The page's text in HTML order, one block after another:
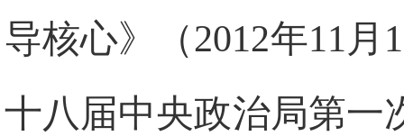
导核心》（2012年11
十八届中央政治局第一